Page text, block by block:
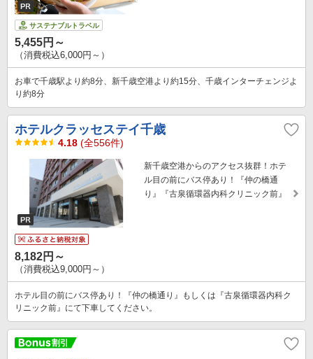
サステナブルトラベル
5,455円～
（消費税込6,000円～）
お車で千歳駅より約8分、新千歳空港より約15分、千歳インターチェンジよ
り約8分
ホテルクラッセステイ千歳
4.18 (全556件)
新千歳空港からのアクセス抜群！ホテ
ル目の前にバス停あり！『仲の橋通
り』『古泉循環器内科クリニック前』
8,182円～
（消費税込9,000円～）
ホテル目の前にバス停あり！『仲の橋通り』もしくは『古泉循環器内科ク
リニック前』にて下車してください。